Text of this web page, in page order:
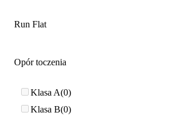
Run Flat
Opór toczenia
Klasa A 0
Klasa B 0